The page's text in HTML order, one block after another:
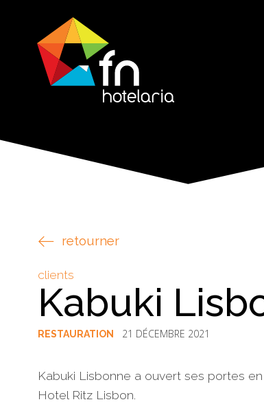
retourner
clients
Kabuki
RESTAURATION 21 DÉCEMBRE 2021
Kabuki Lisbonne a ouvert ses portes
Hotel Ritz Lisbon.